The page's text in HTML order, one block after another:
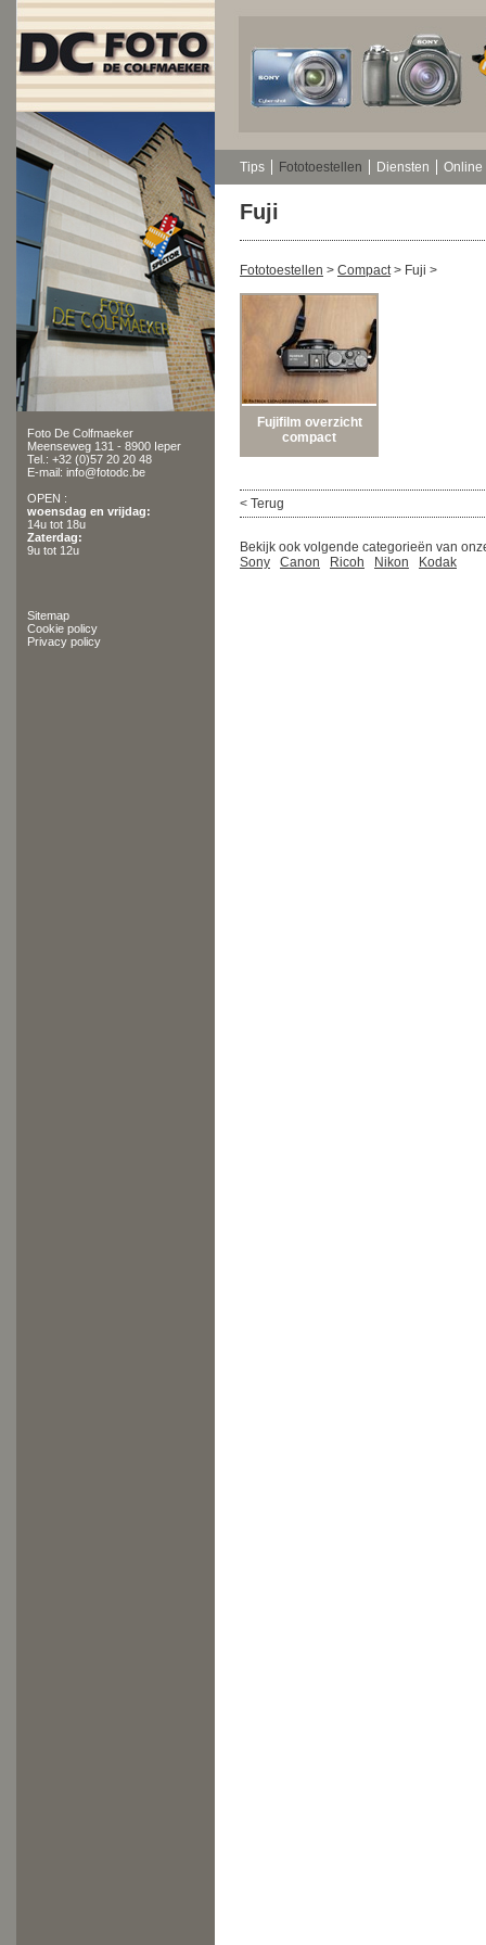
Foto De Colfmaeker
Meenseweg 131 - 8900 Ieper
Tel.: +32 (0)57 20 20 48
E-mail: info@fotodc.be
OPEN :
woensdag en vrijdag:
14u tot 18u
Zaterdag:
9u tot 12u
Sitemap
Cookie policy
Privacy policy
Tips Fototoestellen Diensten Online
Fuji
Fototoestellen > Compact> Fuji >
Fujifilm overzicht
compact
< Terug
Bekijk ook volgende categorieën van
Sony
Canon Ricoh Nikon Kodak